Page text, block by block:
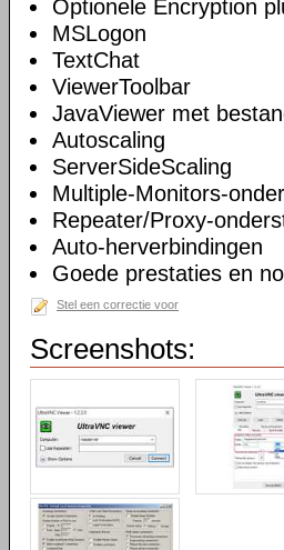
Optionele Encryption
MSLogon
TextChat
ViewerToolbar
JavaViewer met
Autoscaling
ServerSideScaling
Multiple-Monitors-
Repeater/Proxy-
Auto-herverbindingen
Goede prestaties en
Stel een correctie voor
Screenshots: